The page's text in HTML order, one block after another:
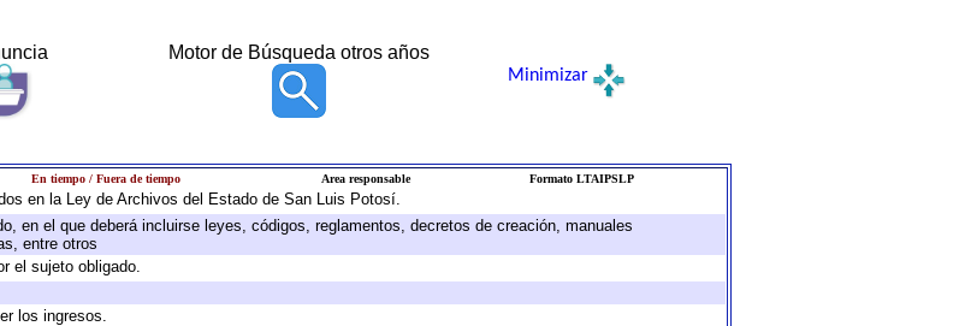
Motor de Búsqueda otros años
Minimizar
En tiempo / Fuera de tiempo Area responsable Formato LTAIPSLP
en la Ley de Archivos del Estado de San Luis Potosí.
en el que deberá incluirse leyes, códigos, reglamentos, decretos de creación, manuales
entre otros
el sujeto obligado.
los ingresos.